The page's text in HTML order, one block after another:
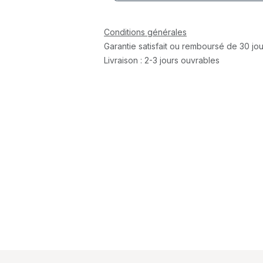
Conditions générales
Garantie satisfait ou remboursé de 30
Livraison : 2-3 jours ouvrables